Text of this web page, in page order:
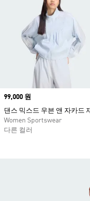
Price
99,000 원
댄스 믹스드 우븐 앤 자카드
Women Sportswear
다른 컬러